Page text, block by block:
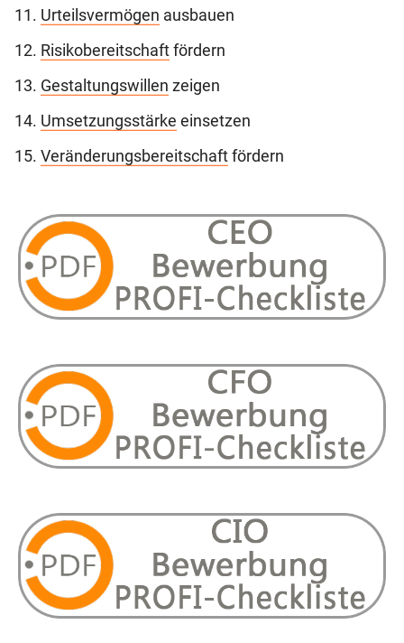
Urteilsvermögen ausbauen
Risikobereitschaft fördern
Gestaltungswillen zeigen
Umsetzungsstärke einsetzen
Veränderungsbereitschaft fördern